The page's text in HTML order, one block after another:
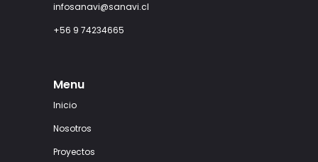
infosanavi@sanavi.cl
+56 9 74234665
Menu
Inicio
Nosotros
Proyectos